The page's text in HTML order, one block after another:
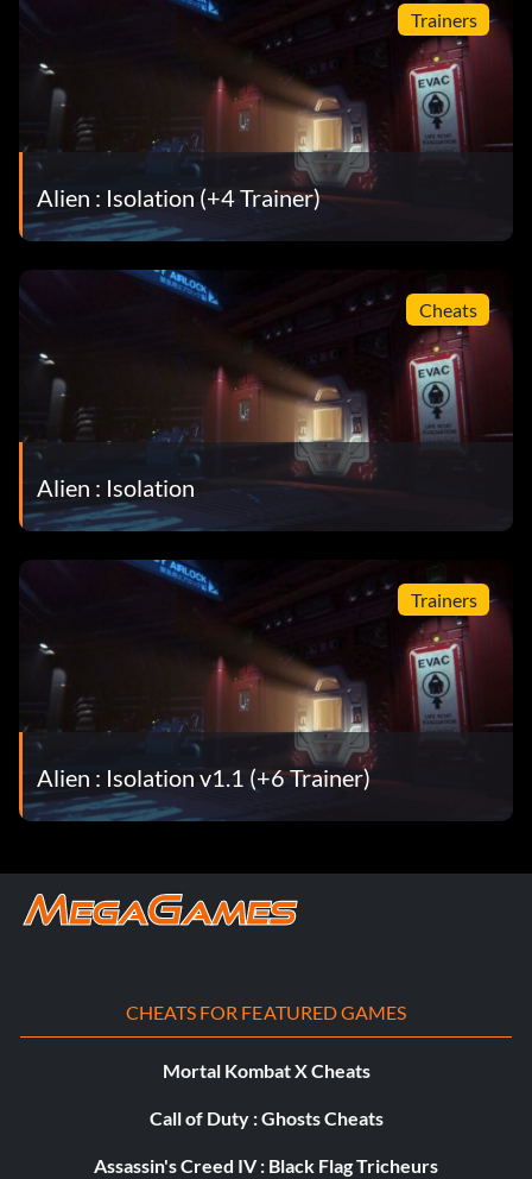
Trainers
Alien : Isolation (+4 Trainer)
Cheats
Alien : Isolation
Trainers
Alien : Isolation v1.1 (+6 Trainer)
CHEATS FOR FEATURED GAMES
Mortal Kombat X Cheats
Call of Duty : Ghosts Cheats
Assassin's Creed IV : Black Flag Tricheurs